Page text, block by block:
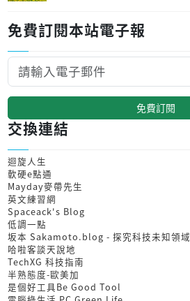
免費訂閱本站電子報
免費訂閱
交換連結
迴旋人生
軟硬e點通
Mayday麥帶先生
英文練習網
Spaceack's Blog
低調一點
坂本 Sakamoto.blog - 探究科技未知領域
哈啦客談天說地
TechXG 科技指南
半熟態度-歐美加
是個好工具Be Good Tool